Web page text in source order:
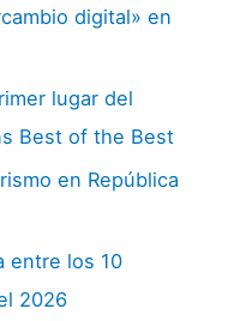
digital» en
lugar del
Best of the Best
en República
entre los 10
2026